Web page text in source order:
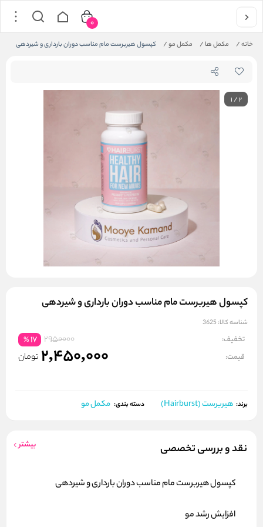
خانه/ مکمل ها/ مکمل مو/ کپسول هیربرست مام مناسب دوران بارداری و شیردهی
0
1/2
کپسول هیربرست مام مناسب دوران بارداری و شیردهی
شناسه کالا: 3625
تخفیف: 2950000
17
%
قیمت: 2,450,000 تومان
برند: هیربرست (Hairburst) دسته بندی: مکمل مو
نقد و بررسی تخصصی بیشتر
کپسول هیربرست مام مناسب دوران بارداری و شیردهی
افزایش رشد مو